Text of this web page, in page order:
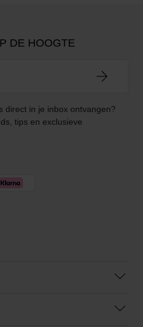
DE HOOGTE
direct in je inbox ontvangen?
tips en exclusieve